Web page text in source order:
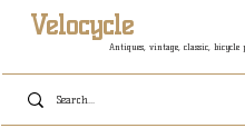
Antiques, vintage, classic, bicycle
Velocycle